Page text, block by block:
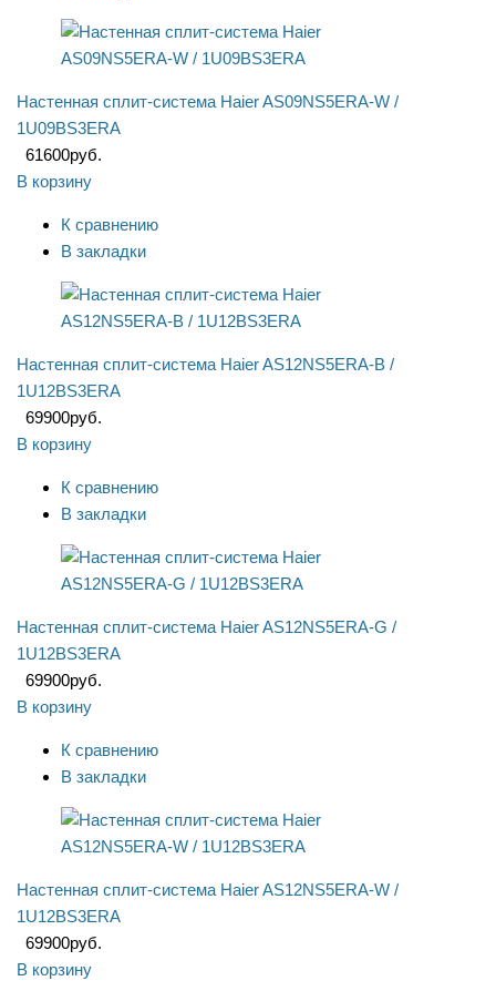
Настенная сплит-система Haier AS09NS5ERA-W /
1U09BS3ERA
61600руб.
В корзину
К сравнению
В закладки
Настенная сплит-система Haier AS12NS5ERA-B /
1U12BS3ERA
69900руб.
В корзину
К сравнению
В закладки
Настенная сплит-система Haier AS12NS5ERA-G /
1U12BS3ERA
69900руб.
В корзину
К сравнению
В закладки
Настенная сплит-система Haier AS12NS5ERA-W /
1U12BS3ERA
69900руб.
В корзину